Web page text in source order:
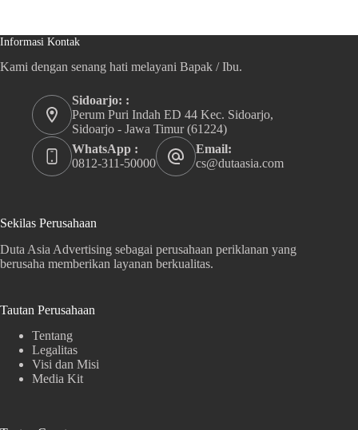
Informasi Kontak
Kami dengan senang hati melayani Bapak / Ibu.
Sidoarjo: :
Perum Puri Indah ED 44 Kec. Sidoarjo,
Sidoarjo - Jawa Timur (61224)
WhatsApp :
0812-311-50000
Email:
cs@dutaasia.com
Sekilas Perusahaan
Duta Asia Advertising sebagai perusahaan periklanan yang
berusaha memberikan layanan berkualitas.
Tautan Perusahaan
Tentang
Legalitas
Visi dan Misi
Media Kit